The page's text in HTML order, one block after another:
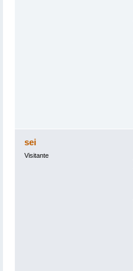
sei
Visitante